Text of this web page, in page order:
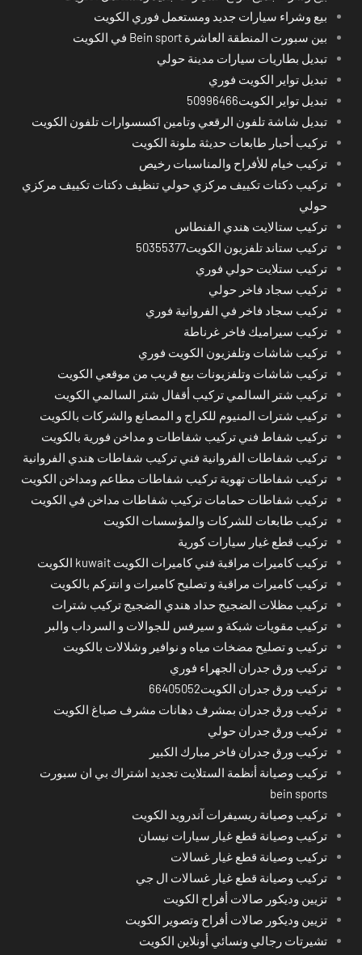
بيع وشراء سيارات جديد ومستعمل فوري الكويت
بين سبورت المنطقة العاشرة Bein sport في الكويت
تبديل بطاريات سيارات مدينة حولي
تبديل تواير الكويت فوري
تبديل تواير الكويت50996466
تبديل شاشة تلفون الرقعي وتامين اكسسوارات تلفون الكويت
تركيب أحبار طابعات حديثة ملونة الكويت
تركيب خيام للأفراح والمناسبات رخيص
تركيب دكتات تكييف مركزي حولي تنظيف دكتات تكييف مركزي
حولي
تركيب ستالايت هندي الفنطاس
تركيب ستاند تلفزيون الكويت50355377
تركيب ستلايت حولي فوري
تركيب سجاد فاخر حولي
تركيب سجاد فاخر في الفروانية فوري
تركيب سيراميك فاخر غرناطة
تركيب شاشات وتلفزيون الكويت فوري
تركيب شاشات وتلفزيونات بيع قريب من موقعي الكويت
تركيب شتر السالمي تركيب أقفال شتر السالمي الكويت
تركيب شترات المنيوم للكراج و المصانع والشركات بالكويت
تركيب شفاط فني تركيب شفاطات و مداخن فورية بالكويت
تركيب شفاطات الفروانية فني تركيب شفاطات هندي الفروانية
تركيب شفاطات تهوية تركيب شفاطات مطاعم ومداخن الكويت
تركيب شفاطات حمامات تركيب شفاطات مداخن في الكويت
تركيب طابعات للشركات والمؤسسات الكويت
تركيب قطع غيار سيارات كورية
تركيب كاميرات مراقبة فني كاميرات الكويت kuwait الكويت
تركيب كاميرات مراقبة و تصليح كاميرات و انتركم بالكويت
تركيب مظلات الضجيج حداد هندي الضجيج تركيب شترات
تركيب مقويات شبكة و سيرفس للجوالات و السرداب والبر
تركيب و تصليح مضخات مياه و نوافير وشلالات بالكويت
تركيب ورق جدران الجهراء فوري
تركيب ورق جدران الكويت66405052
تركيب ورق جدران بمشرف دهانات مشرف صباغ الكويت
تركيب ورق جدران حولي
تركيب ورق جدران فاخر مبارك الكبير
تركيب وصيانة أنظمة الستلايت تجديد اشتراك بي ان سبورت
bein sports
تركيب وصيانة ريسيفرات آندرويد الكويت
تركيب وصيانة قطع غيار سيارات نيسان
تركيب وصيانة قطع غيار غسالات
تركيب وصيانة قطع غيار غسالات ال جي
تزيين وديكور صالات أفراح الكويت
تزيين وديكور صالات أفراح وتصوير الكويت
تشيرتات رجالي ونسائي أونلاين الكويت